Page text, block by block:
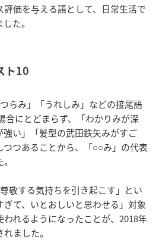
価を与える語として、日常生活で
た。
ト10
らみ」「うれしみ」などの接尾語
合にとどまらず、「わかりみが深
い」「髪型の武田鉄矢みがすご
つあることから、「○○み」の代表
敬する気持ちを引き起こす」とい
て、いとおしいと思わせる」対象
れるようになったことが、2018年
ました。